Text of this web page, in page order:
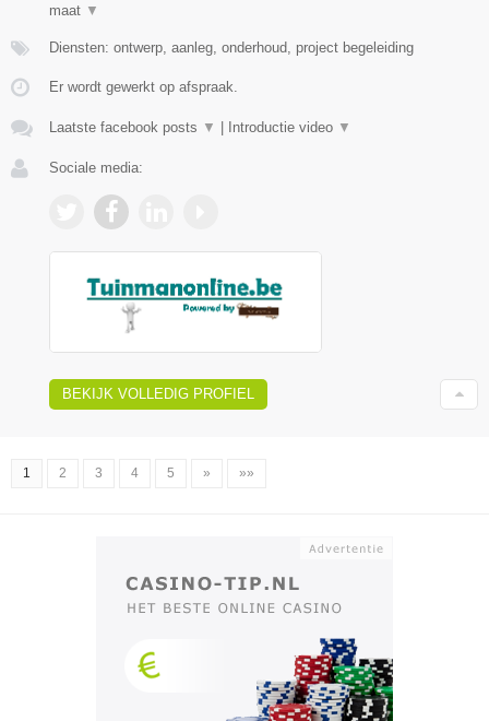
maat ▼
Diensten: ontwerp, aanleg, onderhoud, project begeleiding
Er wordt gewerkt op afspraak.
Laatste facebook posts ▼ Introductie video ▼
Sociale media:
BEKIJK VOLLEDIG PROFIEL
1 2 3 4 5 » »»